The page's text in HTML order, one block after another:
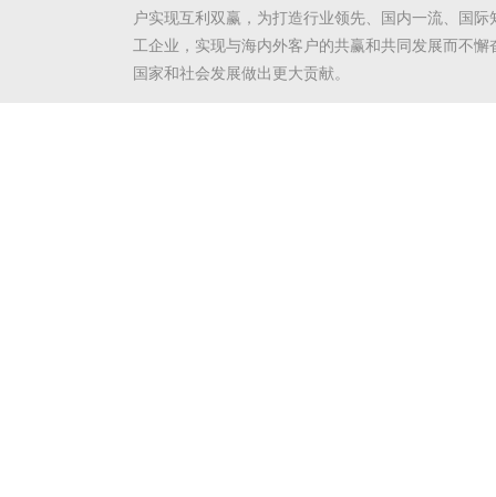
户实现互利双赢，为打造行业领先、国内一流、国际
工企业，实现与海内外客户的共赢和共同发展而不懈
国家和社会发展做出更大贡献。